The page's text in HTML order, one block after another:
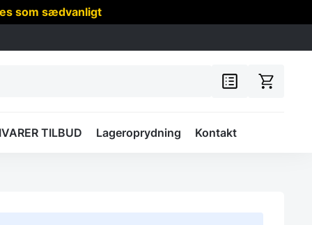
som sædvanligt
TILBUD Lageroprydning Kontakt